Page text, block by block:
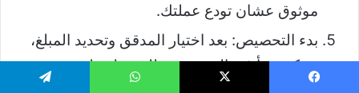
موثوق عشان تودع عملتك.
بدء التحصيص: بعد اختيار المدقق وتحديد المبلغ،
ممكن تبدأ في التحصيص وللحصول على